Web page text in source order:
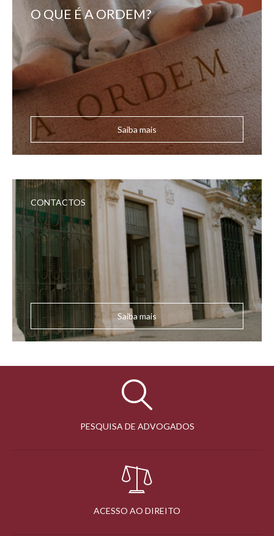
O QUE É A ORDEM?
Saiba mais
CONTACTOS
Saiba mais
PESQUISA DE ADVOGADOS
ACESSO AO DIREITO